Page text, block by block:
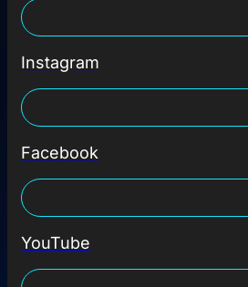
Instagram
Facebook
YouTube